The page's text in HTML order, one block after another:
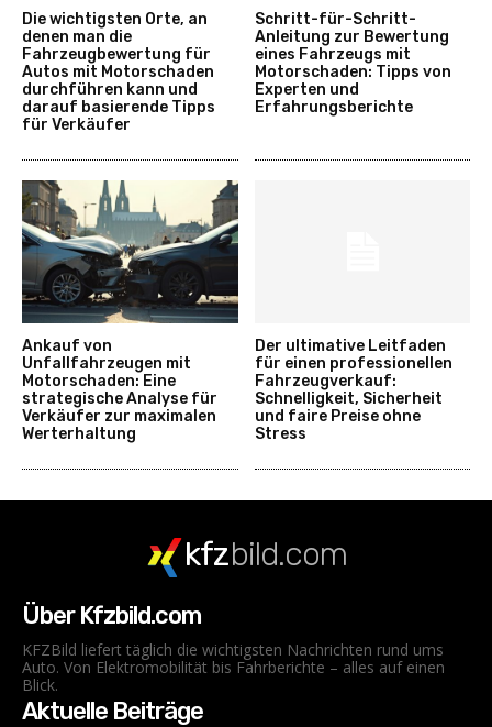
Die wichtigsten Orte, an
denen man die
Fahrzeugbewertung für
Autos mit Motorschaden
durchführen kann und
darauf basierende Tipps
für Verkäufer
Schritt-für-Schritt-
Anleitung zur Bewertung
eines Fahrzeugs mit
Motorschaden: Tipps von
Experten und
Erfahrungsberichte
Ankauf von
Unfallfahrzeugen mit
Motorschaden: Eine
strategische Analyse für
Verkäufer zur maximalen
Werterhaltung
Der ultimative Leitfaden
für einen professionellen
Fahrzeugverkauf:
Schnelligkeit, Sicherheit
und faire Preise ohne
Stress
kfzbild.com
Über Kfzbild.com
KFZBild liefert täglich die wichtigsten Nachrichten rund ums
Auto. Von Elektromobilität bis Fahrberichte – alles auf einen
Blick.
Aktuelle Beiträge